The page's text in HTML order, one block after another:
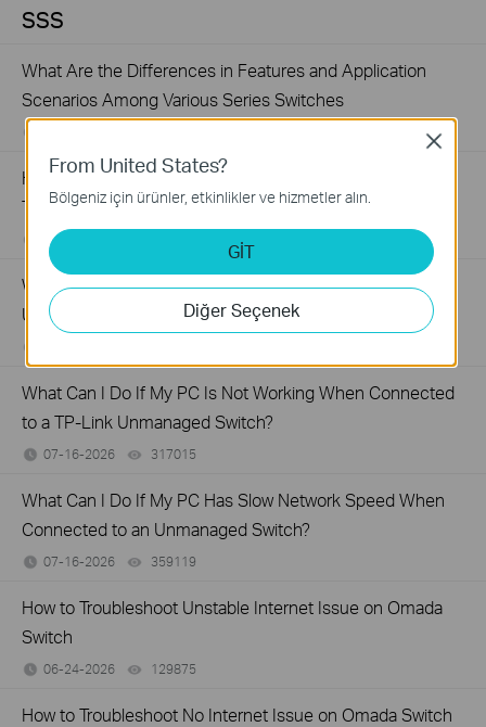
SSS
What Are the Differences in Features and Application
Scenarios Among Various Series Switches
How to Test the Jumbo Frame Pass-Through Feature on
TP-Link Switches
07-31-2026
Why Are the Ethernet LED Indicators Off on My TP-Link
Unmanaged Switch?
What Can I Do If My PC Is Not Working When Connected
to a TP-Link Unmanaged Switch?
07-16-2026 317015
What Can I Do If My PC Has Slow Network Speed When
Connected to an Unmanaged Switch?
07-16-2026 359119
How to Troubleshoot Unstable Internet Issue on Omada
Switch
06-24-2026 129875
How to Troubleshoot No Internet Issue on Omada Switch
From United States?
Bölgeniz için ürünler, etkinlikler ve hizmetler alın.
GİT
Diğer Seçenek
Close